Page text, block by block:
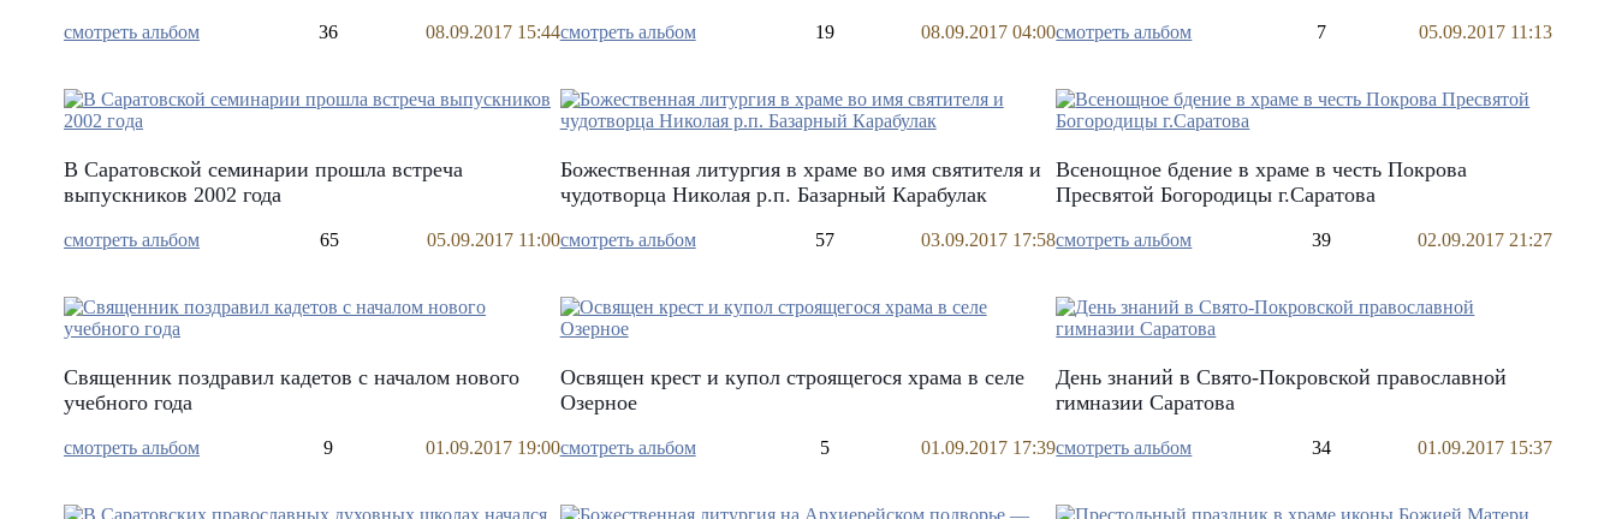
смотреть альбом 36 08.09.2017 15:44смотреть альбом 19 08.09.2017 04:00смотреть альбом 7 05.09.2017 11:13
В Саратовской семинарии прошла встреча
выпускников 2002 года
смотреть альбом 65 05.09.2017 11:00
Божественная литургия в храме во имя святителя и
чудотворца Николая р.п. Базарный Карабулак
смотреть альбом 57 03.09.2017 17:58
Всенощное бдение в храме в честь Покрова
Пресвятой Богородицы г.Саратова
смотреть альбом 39 02.09.2017 21:27
Священник поздравил кадетов с началом нового
учебного года
смотреть альбом 9 01.09.2017 19:00
Освящен крест и купол строящегося храма в селе
Озерное
смотреть альбом 5 01.09.2017 17:39
День знаний в Свято-Покровской православной
гимназии Саратова
смотреть альбом 34 01.09.2017 15:37